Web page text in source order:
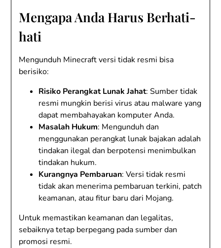
Mengapa Anda Harus Berhati-
hati
Mengunduh Minecraft versi tidak resmi bisa
berisiko:
Risiko Perangkat Lunak Jahat: Sumber tidak
resmi mungkin berisi virus atau malware yang
dapat membahayakan komputer Anda.
Masalah Hukum: Mengunduh dan
menggunakan perangkat lunak bajakan adalah
tindakan ilegal dan berpotensi menimbulkan
tindakan hukum.
Kurangnya Pembaruan: Versi tidak resmi
tidak akan menerima pembaruan terkini, patch
keamanan, atau fitur baru dari Mojang.
Untuk memastikan keamanan dan legalitas,
sebaiknya tetap berpegang pada sumber dan
promosi resmi.